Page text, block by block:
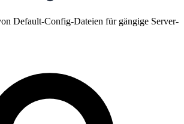
Default-Config-Dateien für gängige Server-